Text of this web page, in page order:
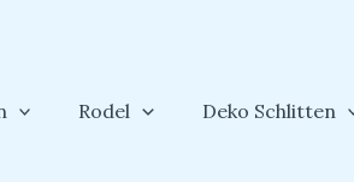
Rodel Deko Schlitten